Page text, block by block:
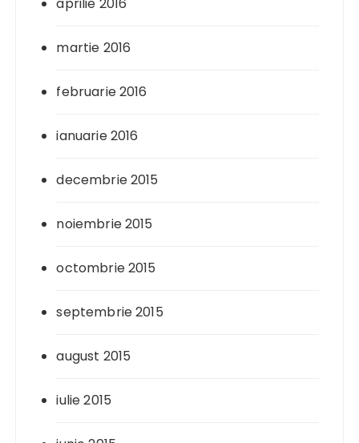
martie 2016
februarie 2016
ianuarie 2016
decembrie 2015
noiembrie 2015
octombrie 2015
septembrie 2015
august 2015
iulie 2015